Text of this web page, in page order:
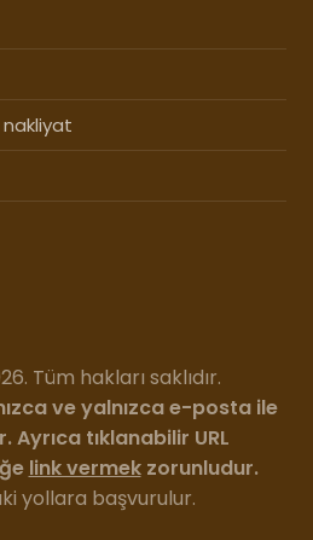
Tüm hakları saklıdır.
ve yalnızca e-posta ile
Ayrıca tıklanabilir URL
link vermekzorunludur.
yollara başvurulur.